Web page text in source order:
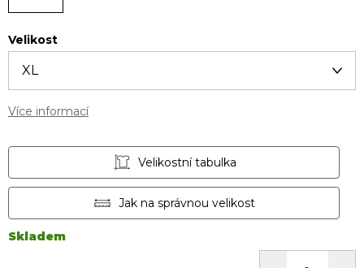
Velikost
Více informací
Velikostní tabulka
Jak na správnou velikost
Skladem